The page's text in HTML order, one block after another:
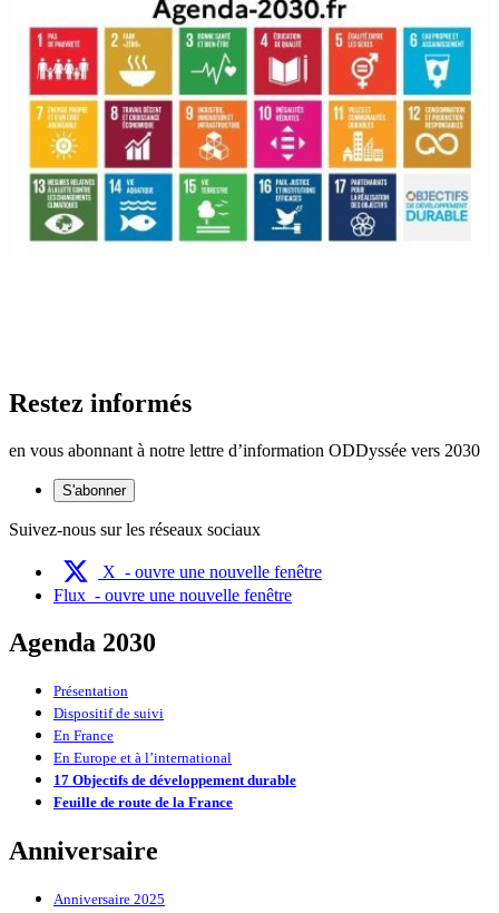
Restez informés
en vous abonnant à notre lettre d’information ODDyssée vers 2030
S'abonner
Suivez-nous sur les réseaux sociaux
X - ouvre une nouvelle fenêtre
Flux - ouvre une nouvelle fenêtre
Agenda 2030
Présentation
Dispositif de suivi
En France
En Europe et à l’international
17 Objectifs de développement durable
Feuille de route de la France
Anniversaire
Anniversaire 2025